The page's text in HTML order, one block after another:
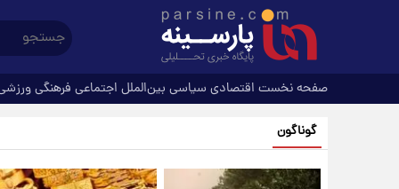
صفحه نخست اقتصادی سیاسی بین‌الملل اجتماعی فرهنگی
گوناگون